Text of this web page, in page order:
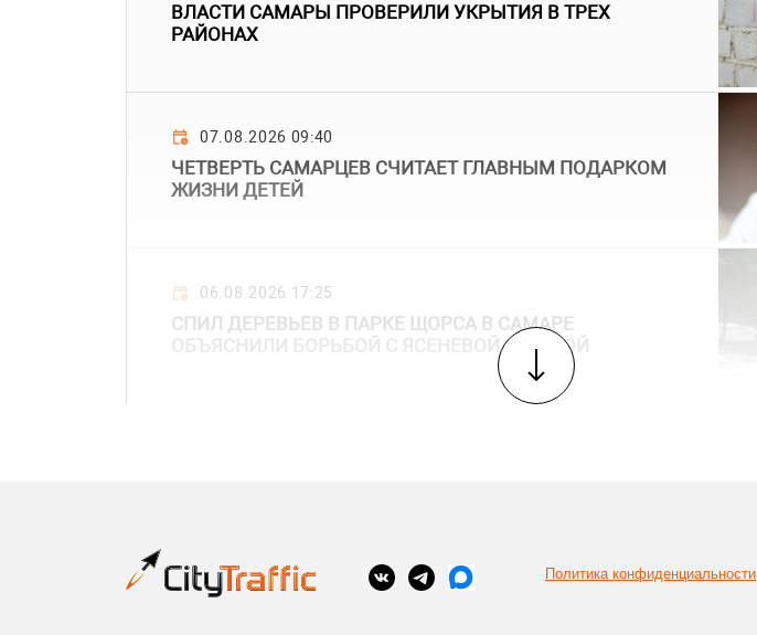
ВЛАСТИ САМАРЫ ПРОВЕРИЛИ УКРЫТИЯ В ТРЕХ
РАЙОНАХ
07.08.2026 09:40
ЧЕТВЕРТЬ САМАРЦЕВ СЧИТАЕТ ГЛАВНЫМ ПОДАРКОМ
ЖИЗНИ ДЕТЕЙ
06.08.2026 17:25
СПИЛ ДЕРЕВЬЕВ В ПАРКЕ ЩОРСА В САМАРЕ
ОБЪЯСНИЛИ БОРЬБОЙ С ЯСЕНЕВОЙ ЗЛАТКОЙ
Политика конфиденциальности